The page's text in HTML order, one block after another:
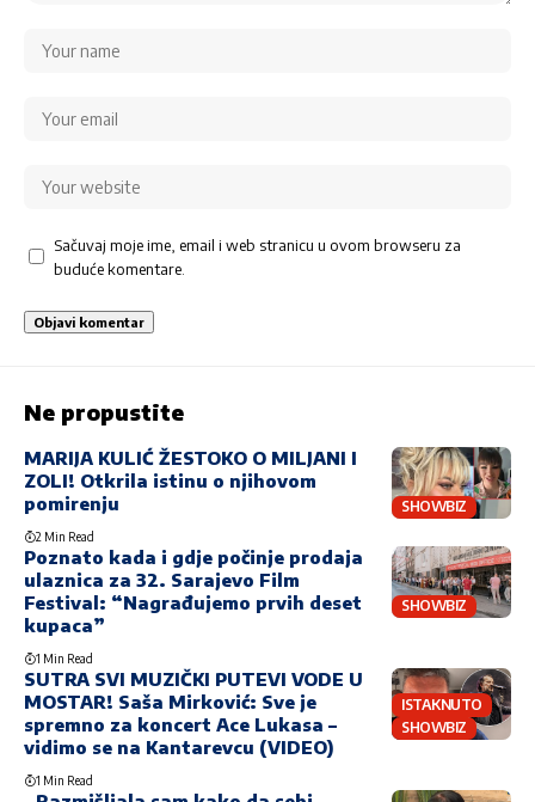
Sačuvaj moje ime, email i web stranicu u ovom browseru za
buduće komentare.
Ne propustite
SHOWBIZ
MARIJA KULIĆ ŽESTOKO O MILJANI I
ZOLI! Otkrila istinu o njihovom
pomirenju
2 Min Read
SHOWBIZ
Poznato kada i gdje počinje prodaja
ulaznica za 32. Sarajevo Film
Festival: “Nagrađujemo prvih deset
kupaca”
1 Min Read
ISTAKNUTO
SHOWBIZ
SUTRA SVI MUZIČKI PUTEVI VODE U
MOSTAR! Saša Mirković: Sve je
spremno za koncert Ace Lukasa –
vidimo se na Kantarevcu (VIDEO)
1 Min Read